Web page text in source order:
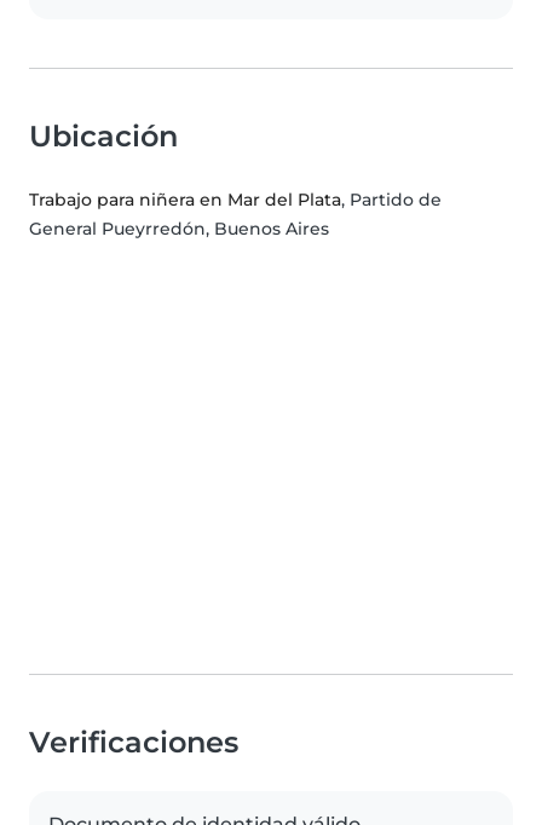
Ubicación
Trabajo para niñera en Mar del Plata, Partido de
General Pueyrredón, Buenos Aires
Verificaciones